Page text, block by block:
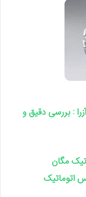
: بررسی دقیق و
مگان
اتوماتیک